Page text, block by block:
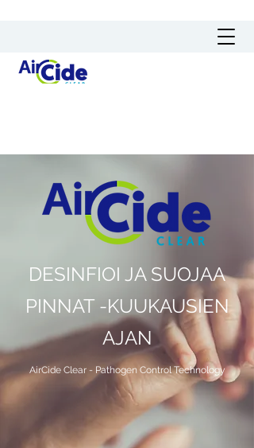
DESINFIOI JA SUOJAA
PINNAT -KUUKAUSIEN
AJAN
AirCide Clear - Pathogen Control Technology